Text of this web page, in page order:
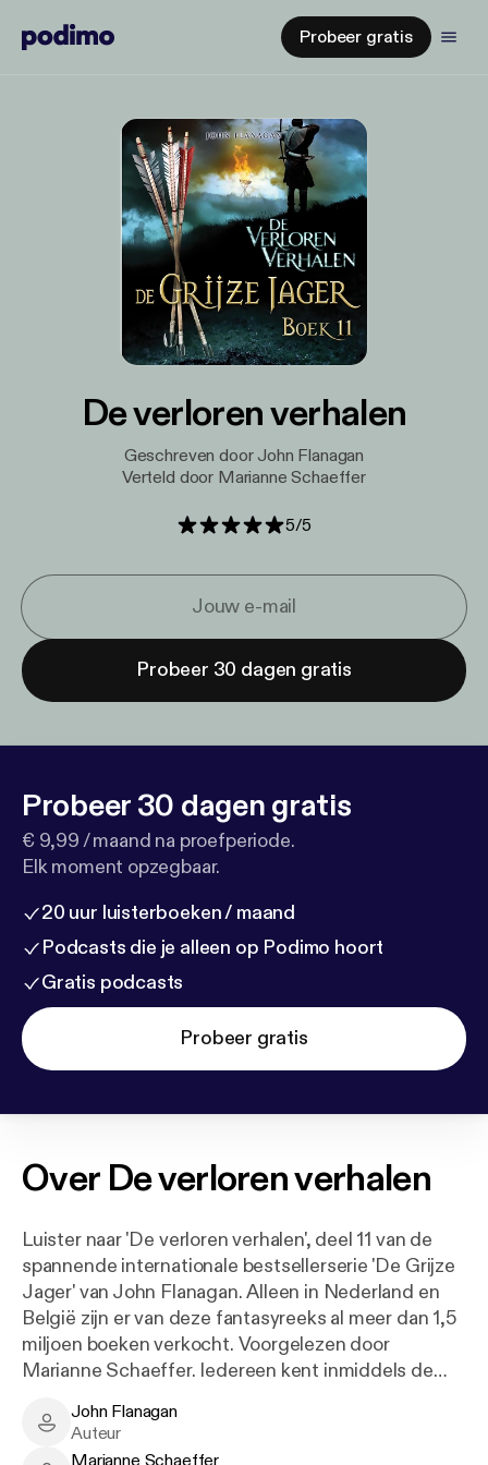
Probeer gratis
De verloren verhalen
Geschreven door John Flanagan
Verteld door Marianne Schaeffer
5/5
Probeer 30 dagen gratis
Probeer 30 dagen gratis
€ 9,99 / maand na proefperiode.
Elk moment opzegbaar.
20 uur luisterboeken / maand
Podcasts die je alleen op Podimo hoort
Gratis podcasts
Probeer gratis
Over De verloren verhalen
Luister naar 'De verloren verhalen', deel 11 van de
spannende internationale bestsellerserie 'De Grijze
Jager' van John Flanagan. Alleen in Nederland en
België zijn er van deze fantasyreeks al meer dan 1,5
miljoen boeken verkocht. Voorgelezen door
Marianne Schaeffer. Iedereen kent inmiddels de
niemand kende tot nu toe het hele verhaal... Heeft
Halt de waarheid gesproken toen hij vertelde hoe
John Flanagan - Author
John Flanagan
Auteur
Marianne Schaeffer